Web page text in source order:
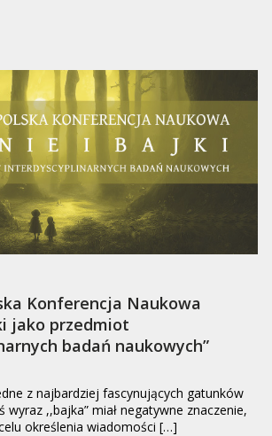
Konferencja Naukowa
jako przedmiot
badań naukowych”
z najbardziej fascynujących gatunków
wyraz ,,bajka” miał negatywne znaczenie,
określenia wiadomości […]